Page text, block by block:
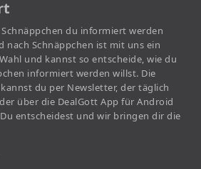
du informiert werden
nach Schnäppchen ist mit uns ein
und kannst so entscheide, wie du
informiert werden willst. Die
du per Newsletter, der täglich
über die DealGott App für Android
entscheidest und wir bringen dir die